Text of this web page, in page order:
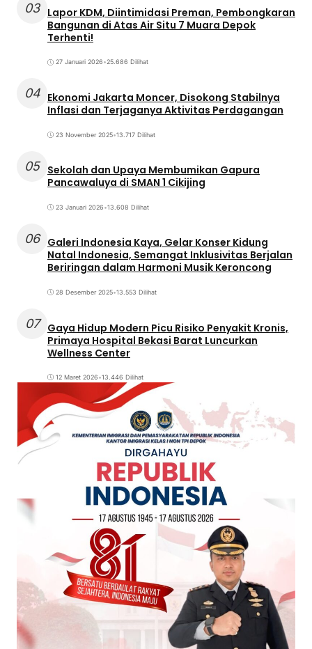
03 Lapor KDM, Diintimidasi Preman, Pembongkaran
Bangunan di Atas Air Situ 7 Muara Depok
Terhenti!
27 Januari 2026•25.686 Dilihat
04 Ekonomi Jakarta Moncer, Disokong Stabilnya
Inflasi dan Terjaganya Aktivitas Perdagangan
23 November 2025•13.717 Dilihat
05 Sekolah dan Upaya Membumikan Gapura
Pancawaluya di SMAN 1 Cikijing
23 Januari 2026•13.608 Dilihat
06 Galeri Indonesia Kaya, Gelar Konser Kidung
Natal Indonesia, Semangat Inklusivitas Berjalan
Beriringan dalam Harmoni Musik Keroncong
28 Desember 2025•13.553 Dilihat
07
Gaya Hidup Modern Picu Risiko Penyakit Kronis,
Primaya Hospital Bekasi Barat Luncurkan
Wellness Center
12 Maret 2026•13.446 Dilihat